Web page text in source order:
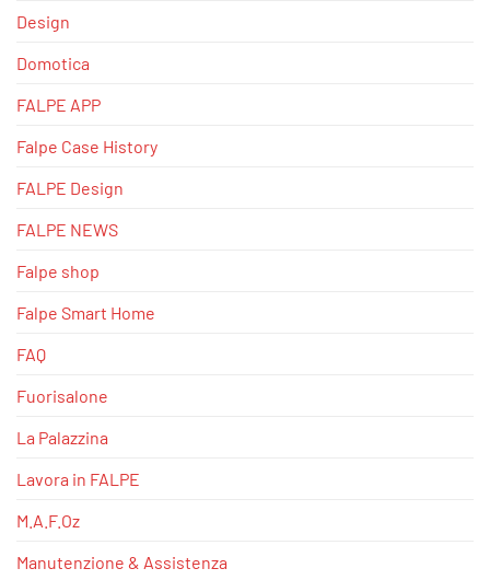
Design
Domotica
FALPE APP
Falpe Case History
FALPE Design
FALPE NEWS
Falpe shop
Falpe Smart Home
FAQ
Fuorisalone
La Palazzina
Lavora in FALPE
M.A.F.Oz
Manutenzione & Assistenza